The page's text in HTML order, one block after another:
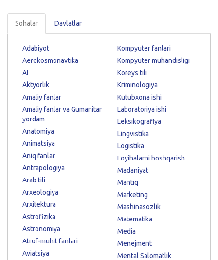
Sohalar Davlatlar
Adabiyot
Aerokosmonavtika
AI
Aktyorlik
Amaliy fanlar
Amaliy fanlar va Gumanitar
yordam
Anatomiya
Animatsiya
Aniq fanlar
Antrapologiya
Arab tili
Arxeologiya
Arxitektura
Astrofizika
Astronomiya
Atrof-muhit fanlari
Aviatsiya
Kompyuter fanlari
Kompyuter muhandisligi
Koreys tili
Kriminologiya
Kutubxona ishi
Laboratoriya ishi
Leksikografiya
Lingvistika
Logistika
Loyihalarni boshqarish
Madaniyat
Mantiq
Marketing
Mashinasozlik
Matematika
Media
Menejment
Mental Salomatlik